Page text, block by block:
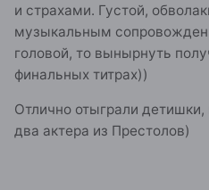
и страхами. Густой,
музыкальным
головой, то вынырнуть
финальных титрах))
Отлично отыграли
два актера из Престолов)